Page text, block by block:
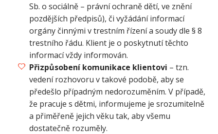
Sb. o sociálně – právní ochraně dětí, ve znění
pozdějších předpisů), či vyžádání informací
orgány činnými v trestním řízení a soudy dle § 8
trestního řádu. Klient je o poskytnutí těchto
informací vždy informován.
Přizpůsobení komunikace klientovi – tzn.
vedení rozhovoru v takové podobě, aby se
předešlo případným nedorozuměním. V případě,
že pracuje s dětmi, informujeme je srozumitelně
a přiměřeně jejich věku tak, aby všemu
dostatečně rozuměly.